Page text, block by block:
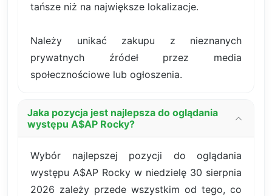
tańsze niż na największe lokalizacje.
Należy unikać zakupu z nieznanych
prywatnych źródeł przez media
społecznościowe lub ogłoszenia.
Jaka pozycja jest najlepsza do oglądania
występu A$AP Rocky?
Wybór najlepszej pozycji do oglądania
występu A$AP Rocky w niedzielę 30 sierpnia
2026 zależy przede wszystkim od tego, co